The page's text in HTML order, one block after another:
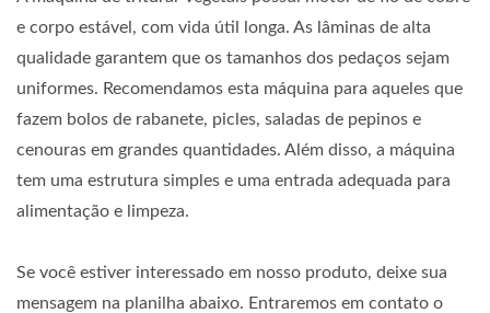
e corpo estável, com vida útil longa. As lâminas de alta
qualidade garantem que os tamanhos dos pedaços sejam
uniformes. Recomendamos esta máquina para aqueles que
fazem bolos de rabanete, picles, saladas de pepinos e
cenouras em grandes quantidades. Além disso, a máquina
tem uma estrutura simples e uma entrada adequada para
alimentação e limpeza.
Se você estiver interessado em nosso produto, deixe sua
mensagem na planilha abaixo. Entraremos em contato o